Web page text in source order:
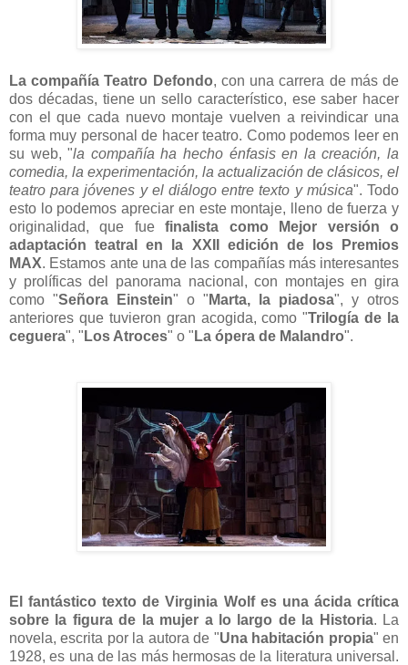
La compañía Teatro Defondo, con una carrera de más de
dos décadas, tiene un sello característico, ese saber hacer
con el que cada nuevo montaje vuelven a reivindicar una
forma muy personal de hacer teatro. Como podemos leer en
su web, "la compañía ha hecho énfasis en la creación, la
comedia, la experimentación, la actualización de clásicos, el
teatro para jóvenes y el diálogo entre texto y música". Todo
esto lo podemos apreciar en este montaje, lleno de fuerza y
originalidad, que fuefinalista como Mejor versión o
adaptación teatral en la XXII edición de los Premios
MAX. Estamos ante una de las compañías más interesantes
y prolíficas del panorama nacional, con montajes en gira
como "Señora Einstein" o " Marta, la piadosa", y otros
anteriores que tuvieron gran acogida, como "Trilogía de la
ceguera", " Los Atroces" o " La ópera de Malandro".
El fantástico texto de Virginia Wolf es una ácida crítica
sobre la figura de la mujer a lo largo de la Historia. La
novela, escrita por la autora de "Una habitación propia" en
1928, es una de las más hermosas de la literatura universal.